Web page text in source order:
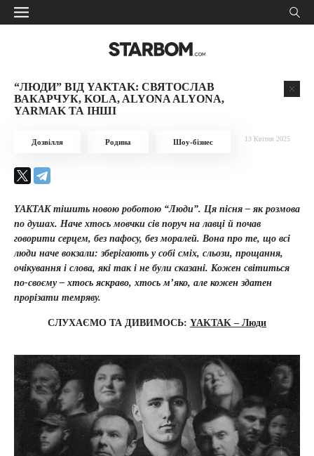
“ЛЮДИ” ВІД YAKTAK: СВЯТОСЛАВ
ВАКАРЧУК, KOLA, ALYONA ALYONA,
YARMAK ТА ІНШІ
Дозвілля Родина Шоу-бізнес 13 Квітня 2025
YAKTAK тішить новою роботою “Люди”. Ця пісня – як розмова
по душах. Наче хтось мовчки сів поруч на лавці й почав
говорити серцем, без пафосу, без моралей. Вона про те, що всі
люди наче вокзали: зберігають у собі сміх, сльози, прощання,
очікування і слова, які так і не були сказані. Кожен світиться
по-своєму – хтось яскраво, хтось м’яко, але кожен здатен
прорізати темряву.
СЛУХАЄМО ТА ДИВИМОСЬ: YAKTAK – Люди